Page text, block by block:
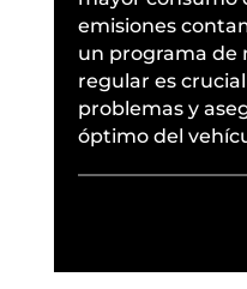
emisiones
un programa
regular es
problemas y
óptimo del